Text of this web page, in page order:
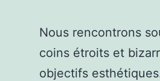
Nous rencontrons
coins étroits et
objectifs